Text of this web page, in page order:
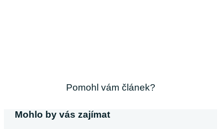
Pomohl vám článek?
Mohlo by vás zajímat